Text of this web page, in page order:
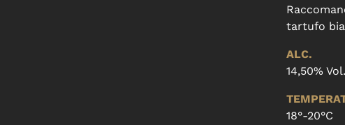
tartufo
ALC.
14,50% Vol.
18°-20°C